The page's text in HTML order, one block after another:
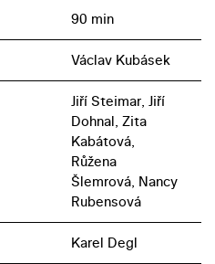
90 min
Václav Kubásek
Jiří Steimar, Jiří
Dohnal, Zita
Kabátová,
Růžena
Šlemrová, Nancy
Rubensová
Karel Degl